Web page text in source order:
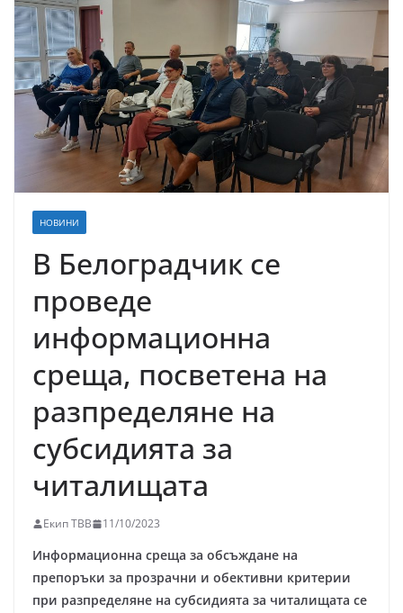
НОВИНИ
В Белоградчик се
проведе
информационна
среща, посветена на
разпределяне на
субсидията за
читалищата
Екип ТВВ 11/10/2023
Информационна среща за обсъждане на
препоръки за прозрачни и обективни критерии
при разпределяне на субсидията за читалищата се